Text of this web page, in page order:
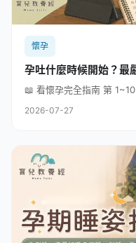
懷孕
孕吐什麼時候開始？最
📖 看懷孕完全指南 第
2026-07-27